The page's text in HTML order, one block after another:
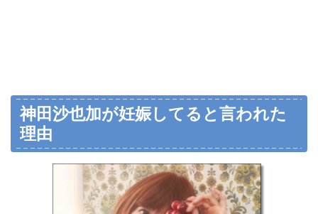
神田沙也加が妊娠してると言われた
理由